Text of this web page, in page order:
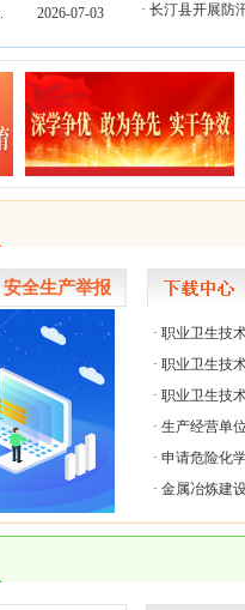
2026-07-03
· 长汀县开展防
安全生产举报
·职业卫生技
·职业卫生技
·职业卫生技
·生产经营单
·申请危险化
·金属冶炼建